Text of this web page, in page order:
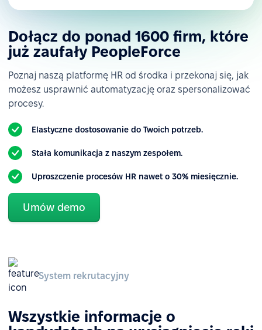
Dołącz do ponad 1600 firm, które
już zaufały PeopleForce
Poznaj naszą platformę HR od środka i przekonaj się, jak
możesz usprawnić automatyzację oraz spersonalizować
procesy.
Elastyczne dostosowanie do Twoich potrzeb.
Stała komunikacja z naszym zespołem.
Uproszczenie procesów HR nawet o 30% miesięcznie.
Umów demo
System rekrutacyjny
Wszystkie informacje o